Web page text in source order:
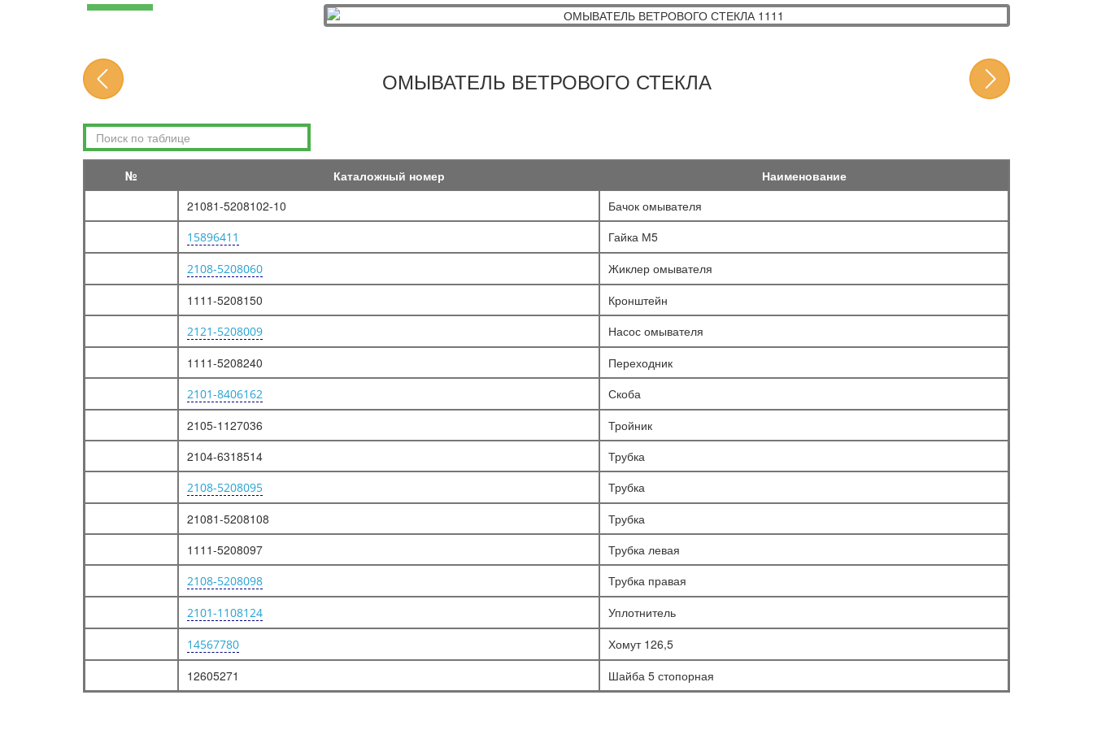
ДВИГАТЕЛЬ
ПОДВЕСКА ДВИГАТЕЛЯ
ОСНОВНЫЕ ЭЛЕМЕНТЫ ДВИГАТЕЛЯ
БЛОК ЦИЛИНДРОВ
ГОЛОВКА БЛОКА ЦИЛИНДРОВ
ВАЛ КОЛЕНЧАТЫЙ И МАХОВИК
ШАТУНЫ И ПОРШНИ (ДЛЯ ВАЗ-11113)
МЕХАНИЗМ ГАЗОРАСПРЕДЕЛИТЕЛЬНЫЙ
СИСТЕМА ПОДАЧИ ТОПЛИВА
ТРУБОПРОВОДЫ ТОПЛИВНЫЕ
СИСТЕМА ПИТАНИЯ
ФИЛЬТР ВОЗДУШНЫЙ
КРЫШКА КАРБЮРАТОРА
КОРПУС ДРОССЕЛЬНЫХ ЗАСЛОНОК
ПРИВОД АКСЕЛЕРАТОРА
ТРУБА ВПУСКНАЯ
СИСТЕМА СМАЗКИ
ОМЫВАТЕЛЬ ВЕТРОВОГО СТЕКЛА
№ Каталожный номер
Наименование
21081-5208102-10
Бачок омывателя
15896411 Гайка М5
2108-5208060
Жиклер омывателя
1111-5208150
Кронштейн
2121-5208009
Насос омывателя
1111-5208240
Переходник
2101-8406162
Скоба
2105-1127036
Тройник
2104-6318514
Трубка
2108-5208095
Трубка
21081-5208108
Трубка
1111-5208097
Трубка левая
2108-5208098 Трубка правая
2101-1108124 Уплотнитель
14567780
Хомут 126,5
12605271
Шайба 5 стопорная